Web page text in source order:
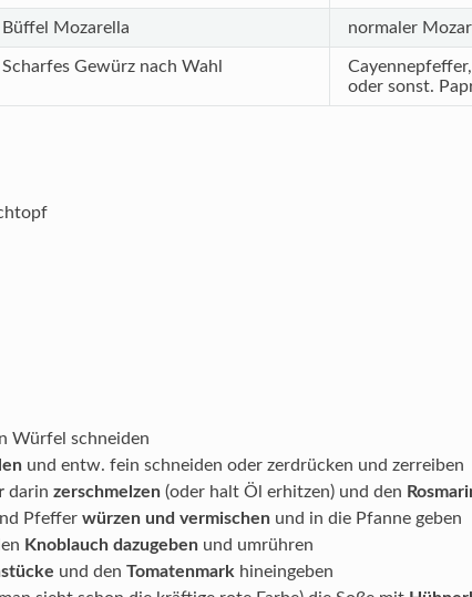
Büffel Mozarella normaler
Scharfes Gewürz nach Wahl
oder sonst.
Würfel schneiden
und entw. fein schneiden oder zerdrücken und zerreiben
darin zerschmelzen(oder halt Öl erhitzen) und den
Pfeffer würzen und vermischenund in die Pfanne geben
Knoblauch dazugebenund umrühren
und den Tomatenmarkhineingeben